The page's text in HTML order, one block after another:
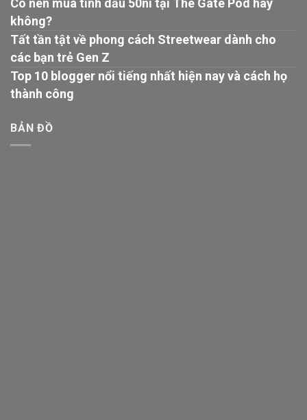
Có nên mua tinh dầu 50ni tại The Gate Pod hay
không?
Tất tần tật về phong cách Streetwear dành cho
các bạn trẻ Gen Z
Top 10 blogger nổi tiếng nhất hiện nay và cách họ
thành công
BẢN ĐỒ